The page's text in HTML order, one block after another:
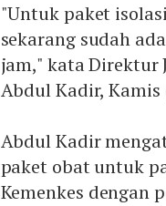
"Untuk paket
sekarang sudah
jam," kata Direktur
Abdul Kadir, Kamis
Abdul Kadir
paket obat untuk
Kemenkes dengan